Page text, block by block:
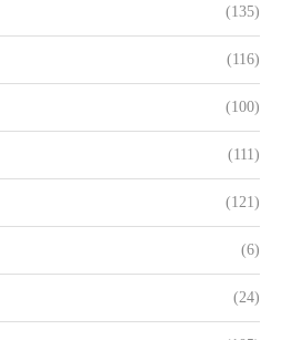
(135)
(116)
(100)
(111)
(121)
(6)
(24)